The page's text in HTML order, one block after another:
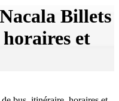
Billets
et